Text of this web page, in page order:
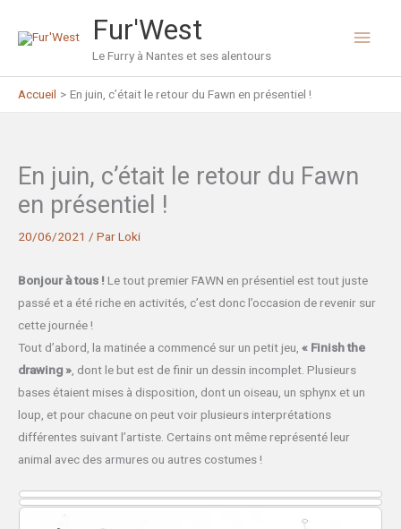
Fur'West
Le Furry à Nantes et ses alentours
Accueil En juin, c’était le retour du Fawn en présentiel !
En juin, c’était le retour du Fawn
en présentiel !
20/06/2021 / ParLoki
Bonjour à tous ! Le tout premier FAWN en présentiel est tout juste
passé et a été riche en activités, c’est donc l’occasion de revenir sur
cette journée !
Tout d’abord, la matinée a commencé sur un petit jeu, « Finish the
drawing », dont le but est de finir un dessin incomplet. Plusieurs
bases étaient mises à disposition, dont un oiseau, un sphynx et un
loup, et pour chacune on peut voir plusieurs interprétations
différentes suivant l’artiste. Certains ont même représenté leur
animal avec des armures ou autres costumes !